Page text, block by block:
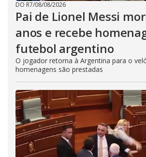
DO R7/08/08/2026
Pai de Lionel Messi
anos e recebe
futebol argentino
O jogador retorna à Argentina para o
homenagens são prestadas